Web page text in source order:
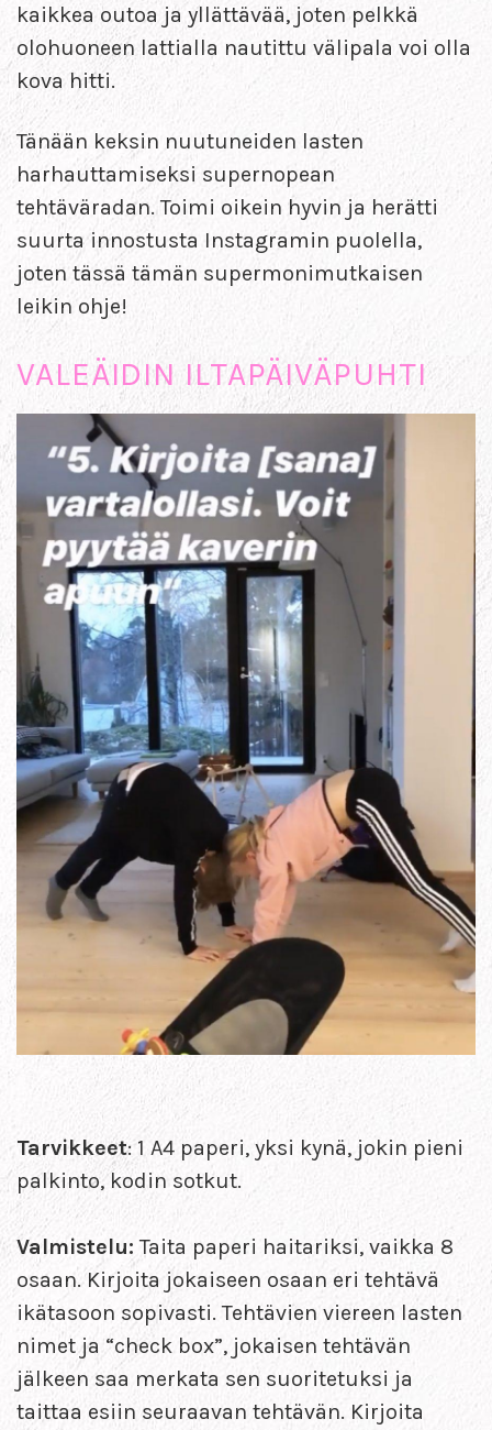
kaikkea outoa ja yllättävää, joten pelkkä
olohuoneen lattialla nautittu välipala voi olla
kova hitti.
Tänään keksin nuutuneiden lasten
harhauttamiseksi supernopean
tehtäväradan. Toimi oikein hyvin ja herätti
suurta innostusta Instagramin puolella,
joten tässä tämän supermonimutkaisen
leikin ohje!
VALEÄIDIN ILTAPÄIVÄPUHTI
Tarvikkeet: 1 A4 paperi, yksi kynä, jokin pieni
palkinto, kodin sotkut.
Valmistelu: Taita paperi haitariksi, vaikka 8
osaan. Kirjoita jokaiseen osaan eri tehtävä
ikätasoon sopivasti. Tehtävien viereen lasten
nimet ja “check box”, jokaisen tehtävän
jälkeen saa merkata sen suoritetuksi ja
taittaa esiin seuraavan tehtävän. Kirjoita